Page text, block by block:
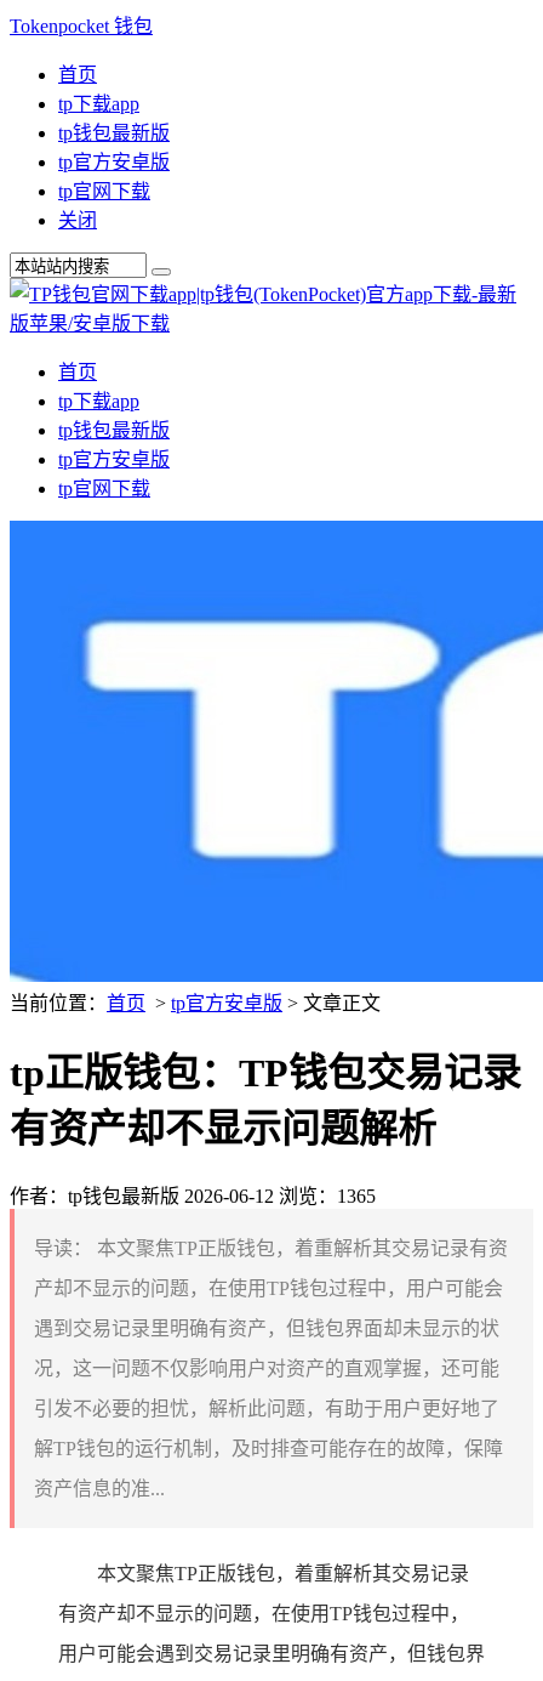
Tokenpocket 钱包
首页
tp下载app
tp钱包最新版
tp官方安卓版
tp官网下载
关闭
首页
tp下载app
tp钱包最新版
tp官方安卓版
tp官网下载
当前位置： 首页 > tp官方安卓版 > 文章正文
tp正版钱包：TP钱包交易记录
有资产却不显示问题解析
作者：tp钱包最新版 2026-06-12 浏览：1365
导读：
本文聚焦TP正版钱包，着重解析其交易记录有资
产却不显示的问题，在使用TP钱包过程中，用户可能会
遇到交易记录里明确有资产，但钱包界面却未显示的状
况，这一问题不仅影响用户对资产的直观掌握，还可能
引发不必要的担忧，解析此问题，有助于用户更好地了
解TP钱包的运行机制，及时排查可能存在的故障，保障
资产信息的准...
本文聚焦TP正版钱包，着重解析其交易记录
有资产却不显示的问题，在使用TP钱包过程中，
用户可能会遇到交易记录里明确有资产，但钱包界